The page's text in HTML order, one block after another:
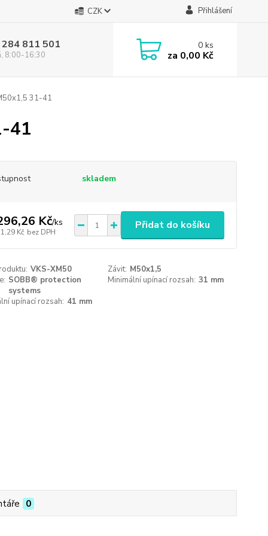
CZK Přihlášení
811 501
8:00-16:30
0ks
za 0,00 Kč
31-41
41
skladem
Kč/ks
Kč bez DPH
Přidat do košíku
VKS-XM50 Závit: M50x1,5
SOBB® protection
systems
Minimální upínací rozsah: 31 mm
upínací rozsah: 41 mm
0